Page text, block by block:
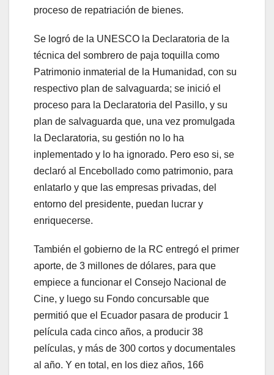
proceso de repatriación de bienes.
Se logró de la UNESCO la Declaratoria de la
técnica del sombrero de paja toquilla como
Patrimonio inmaterial de la Humanidad, con su
respectivo plan de salvaguarda; se inició el
proceso para la Declaratoria del Pasillo, y su
plan de salvaguarda que, una vez promulgada
la Declaratoria, su gestión no lo ha
inplementado y lo ha ignorado. Pero eso si, se
declaró al Encebollado como patrimonio, para
enlatarlo y que las empresas privadas, del
entorno del presidente, puedan lucrar y
enriquecerse.
También el gobierno de la RC entregó el primer
aporte, de 3 millones de dólares, para que
empiece a funcionar el Consejo Nacional de
Cine, y luego su Fondo concursable que
permitió que el Ecuador pasara de producir 1
película cada cinco años, a producir 38
películas, y más de 300 cortos y documentales
al año. Y en total, en los diez años, 166